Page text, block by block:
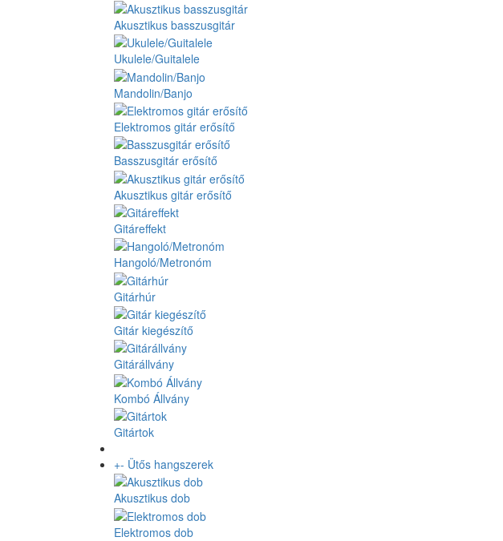
Akusztikus basszusgitár
Ukulele/Guitalele
Mandolin/Banjo
Elektromos gitár erősítő
Basszusgitár erősítő
Akusztikus gitár erősítő
Gitáreffekt
Hangoló/Metronóm
Gitárhúr
Gitár kiegészítő
Gitárállvány
Kombó Állvány
Gitártok
+- Ütős hangszerek
Akusztikus dob
Elektromos dob